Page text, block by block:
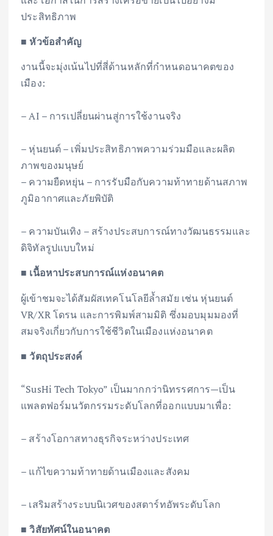
ประสิทธิภาพ
■ หัวข้อสำคัญ
งานนี้จะมุ่งเน้นไปที่สี่ด้านหลักที่กำหนดอนาคตของ
เมือง:
– AI – การเปลี่ยนผ่านสู่การใช้งานจริง
– หุ่นยนต์ – เพิ่มประสิทธิภาพความร่วมมือและผลิต
ภาพของมนุษย์
– ความยืดหยุ่น – การรับมือกับความท้าทายด้านสภาพ
ภูมิอากาศและภัยพิบัติ
– ความบันเทิง – สร้างประสบการณ์ทางวัฒนธรรมและ
ดิจิทัลรูปแบบใหม่
■ เนื้อหาประสบการณ์แห่งอนาคต
ผู้เข้าชมจะได้สัมผัสเทคโนโลยีล้ำสมัย เช่น หุ่นยนต์
VR/XR โดรน และการพิมพ์สามมิติ ซึ่งมอบมุมมองที่
สมจริงเกี่ยวกับการใช้ชีวิตในเมืองแห่งอนาคต
■ วัตถุประสงค์
“SusHi Tech Tokyo” เป็นมากกว่านิทรรศการ—เป็น
แพลตฟอร์มนวัตกรรมระดับโลกที่ออกแบบมาเพื่อ:
– สร้างโอกาสทางธุรกิจระหว่างประเทศ
– แก้ไขความท้าทายด้านเมืองและสังคม
– เสริมสร้างระบบนิเวศของสตาร์ทอัพระดับโลก
■ วิสัยทัศน์ในอนาคต